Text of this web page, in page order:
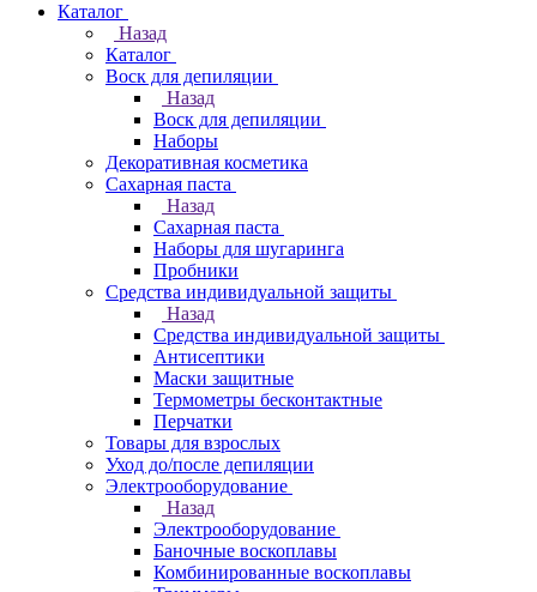
Каталог
Назад
Каталог
Воск для депиляции
Назад
Воск для депиляции
Наборы
Декоративная косметика
Сахарная паста
Назад
Сахарная паста
Наборы для шугаринга
Пробники
Средства индивидуальной защиты
Назад
Средства индивидуальной защиты
Антисептики
Маски защитные
Термометры бесконтактные
Перчатки
Товары для взрослых
Уход до/после депиляции
Электрооборудование
Назад
Электрооборудование
Баночные воскоплавы
Комбинированные воскоплавы